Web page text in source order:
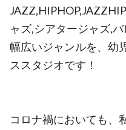
ャズ,シアタージャズ,
幅広いジャンルを、幼
ススタジオです！
コロナ禍においても、